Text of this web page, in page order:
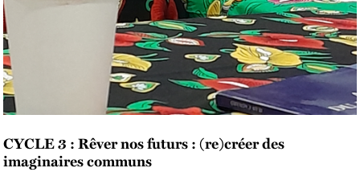
CYCLE 3 : Rêver nos futurs : (re)créer des
imaginaires communs